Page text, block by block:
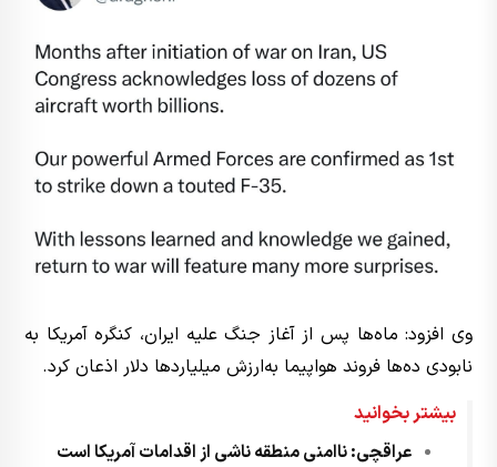
وی افزود: ماه‌ها پس از آغاز جنگ علیه ایران، کنگره آمریکا به
نابودی ده‌ها فروند هواپیما به‌ارزش میلیاردها دلار اذعان کرد.
بیشتر بخوانید
عراقچی: ناامنی منطقه ناشی از اقدامات آمریکا است